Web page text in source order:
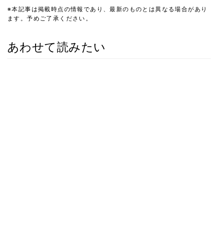
※本記事は掲載時点の情報であり、最新のものとは異なる場合があり
ます。予めご了承ください。
あわせて読みたい